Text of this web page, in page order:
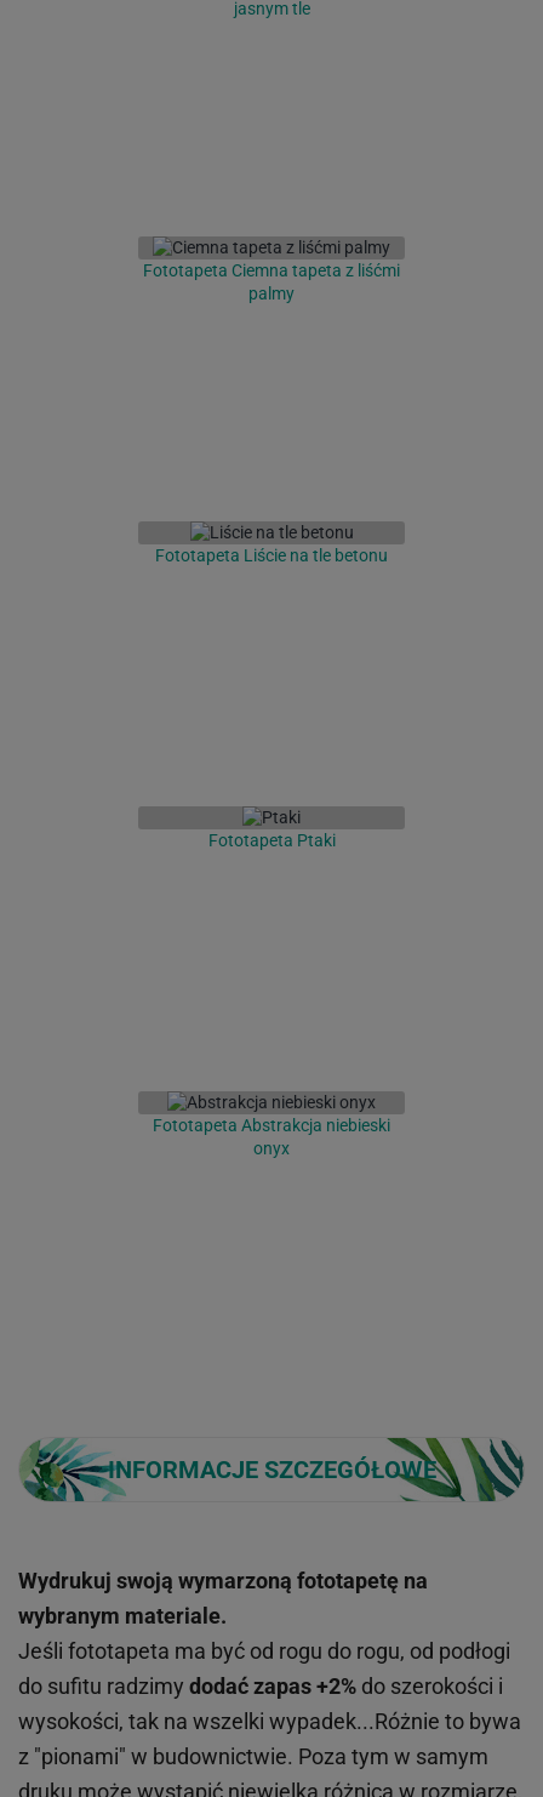
jasnym tle
Fototapeta Ciemna tapeta z liśćmi
palmy
Fototapeta Liście na tle betonu
Fototapeta Ptaki
Fototapeta Abstrakcja niebieski
onyx
INFORMACJE SZCZEGÓŁOWE
Wydrukuj swoją wymarzoną fototapetę na
wybranym materiale.
Jeśli fototapeta ma być od rogu do rogu, od podłogi
do sufitu radzimy dodać zapas +2% do szerokości i
wysokości, tak na wszelki wypadek...Różnie to bywa
z "pionami" w budownictwie. Poza tym w samym
druku może wystąpić niewielka różnica w rozmiarze,